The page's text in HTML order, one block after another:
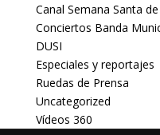
Canal Semana Santa
Conciertos Banda
DUSI
Especiales y reportajes
Ruedas de Prensa
Uncategorized
Vídeos 360